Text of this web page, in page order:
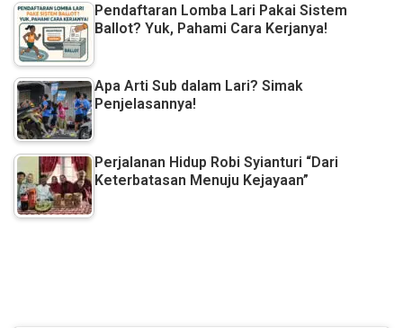
Pendaftaran Lomba Lari Pakai Sistem
Ballot? Yuk, Pahami Cara Kerjanya!
Apa Arti Sub dalam Lari? Simak
Penjelasannya!
Perjalanan Hidup Robi Syianturi “Dari
Keterbatasan Menuju Kejayaan”